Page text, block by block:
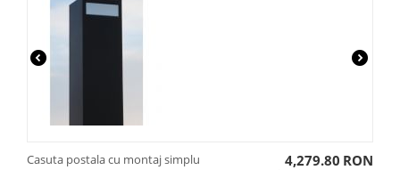
Casuta postala cu montaj simplu
4,279.80 RON